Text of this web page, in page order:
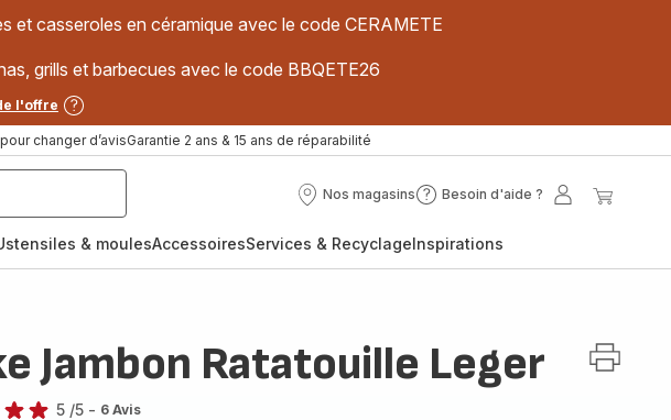
casseroles en céramique avec le code CERAMETE
grills et barbecues avec le code BBQETE26
l'offre
changer d’avisGarantie 2 ans & 15 ans de réparabilité
Nos magasins
Nos
Besoin d'aide ?
Besoin
?
Mon
& moulesAccessoiresServices & RecyclageInspirations
Jambon Ratatouille Leger
5 /5 - 6 Avis